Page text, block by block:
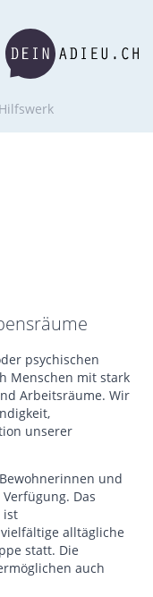
Hilfswerk
psychischen
Menschen mit stark
Arbeitsräume. Wir
unserer
und
Das
ist
alltägliche
statt. Die
auch